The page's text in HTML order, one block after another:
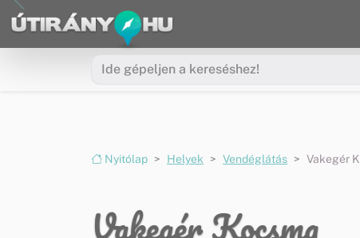
Ugrás a menüre
Ugrás a tartalomra
Nyitólap Helyek Vendéglátás Vakegér
Vakegér Kocsma